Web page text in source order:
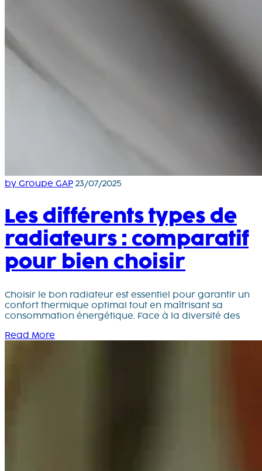
by Groupe GAP 23/07/2025
Les différents types de
radiateurs : comparatif
pour bien choisir
Choisir le bon radiateur est essentiel pour garantir un
confort thermique optimal tout en maîtrisant sa
consommation énergétique. Face à la diversité des
Read More